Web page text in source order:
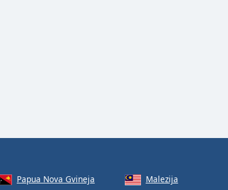
Papua Nova Gvineja Malezija